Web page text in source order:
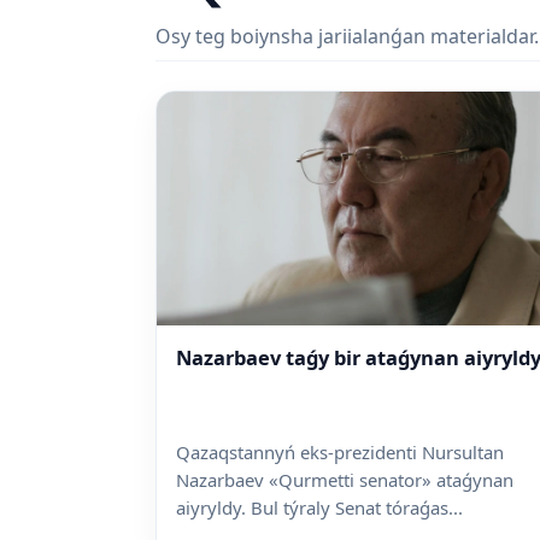
Osy teg boiynsha jariialanǵan materialdar.
Nazarbaev taǵy bir ataǵynan aiyryldy
Qazaqstannyń eks-prezidenti Nursultan
Nazarbaev «Qurmetti senator» ataǵynan
aiyryldy. Bul týraly Senat tóraǵas...